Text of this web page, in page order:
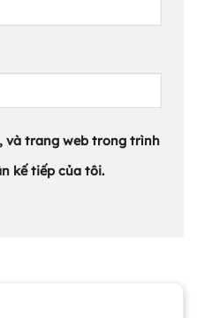
và trang web trong trình
kế tiếp của tôi.